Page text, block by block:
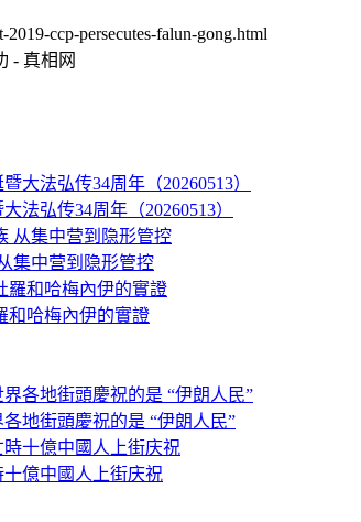
ccp-persecutes-falun-gong.html
- 真相网
法弘传34周年（20260513）
集中营到隐形管控
和哈梅內伊的實證
地街頭慶祝的是 “伊朗人民”
億中國人上街庆祝